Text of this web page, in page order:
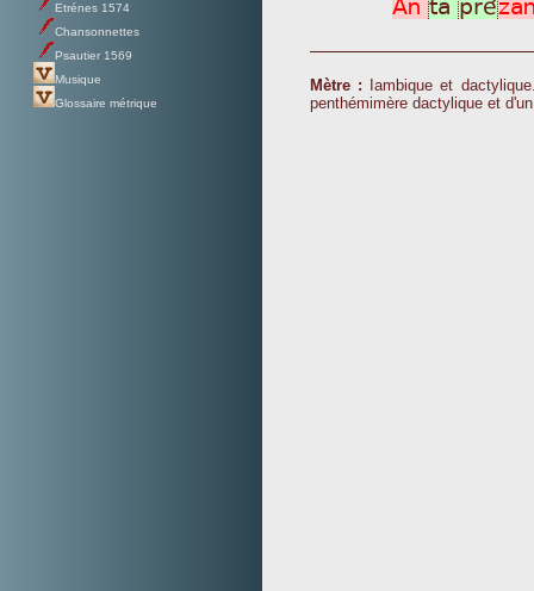
Etrénes 1574
Chansonnettes
Psautier 1569
Musique
Glossaire métrique
Mètre : Iambique et
penthémimère dactylique et